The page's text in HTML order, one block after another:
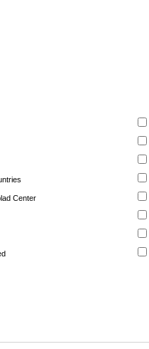
Center